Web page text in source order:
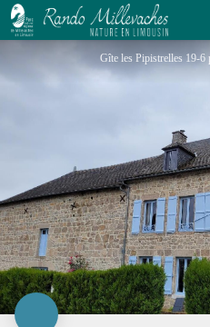
Gîte les Pipistrelles 19-6 personnes
Gîte les Pipistrelles 19-6